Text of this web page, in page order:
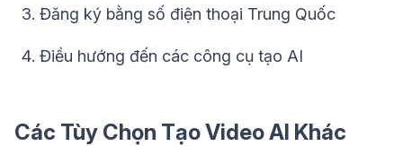
Đăng ký bằng số điện thoại Trung Quốc
Điều hướng đến các công cụ tạo AI
Các Tùy Chọn Tạo Video AI Khác